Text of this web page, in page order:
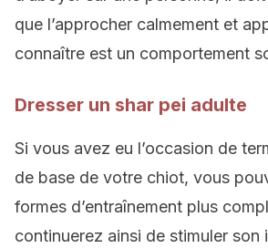
que l’approcher calmement et
connaître est un comportement
Dresser un shar pei adulte
Si vous avez eu l’occasion de
de base de votre chiot, vous
formes d’entraînement plus
continuerez ainsi de stimuler son